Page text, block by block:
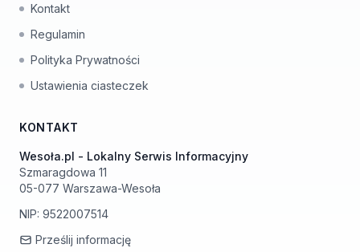
Kontakt
Regulamin
Polityka Prywatności
Ustawienia ciasteczek
KONTAKT
Wesoła.pl - Lokalny Serwis Informacyjny
Szmaragdowa 11
05-077 Warszawa-Wesoła
NIP: 9522007514
Prześlij informację